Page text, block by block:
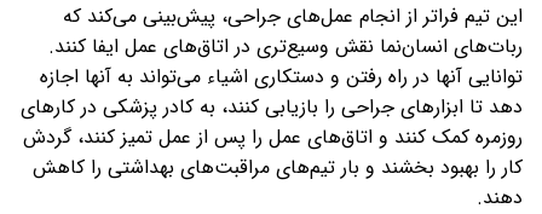
این تیم فراتر از انجام عمل‌های جراحی، پیش‌بینی می‌کند که
ربات‌های انسان‌نما نقش وسیع‌تری در اتاق‌های عمل ایفا کنند.
توانایی آنها در راه رفتن و دستکاری اشیاء می‌تواند به آنها اجازه
دهد تا ابزارهای جراحی را بازیابی کنند، به کادر پزشکی در کارهای
روزمره کمک کنند و اتاق‌های عمل را پس از عمل تمیز کنند، گردش
کار را بهبود بخشند و بار تیم‌های مراقبت‌های بهداشتی را کاهش
دهند.